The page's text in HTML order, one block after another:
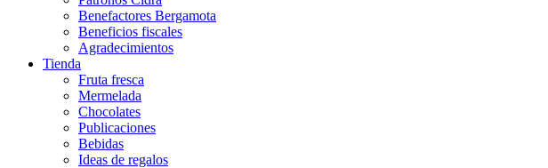
Benefactores Bergamota
Beneficios fiscales
Agradecimientos
Tienda
Fruta fresca
Mermelada
Chocolates
Publicaciones
Bebidas
Ideas de regalos